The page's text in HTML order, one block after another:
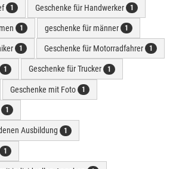
1 Geschenke für Handwerker 1
1 geschenke für männer 1
1 Geschenke für Motorradfahrer 1
1 Geschenke für Trucker 1
Geschenke mit Foto 1
1
Ausbildung 1
1